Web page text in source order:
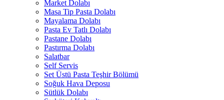
Market Dolabı
Masa Tip Pasta Dolabı
Mayalama Dolabı
Pasta Ev Tatlı Dolabı
Pastane Dolabı
Pastırma Dolabı
Salatbar
Self Servis
Set Üstü Pasta Teşhir Bölümü
Soğuk Hava Deposu
Sütlük Dolabı